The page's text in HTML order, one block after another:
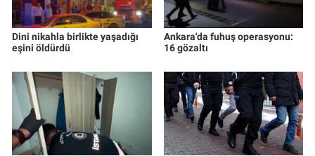
Dini nikahla birlikte yaşadığı
eşini öldürdü
Ankara'da fuhuş operasyonu:
16 gözaltı